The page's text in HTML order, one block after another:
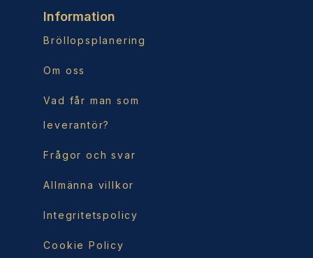
Information
Bröllopsplanering
Om oss
Vad får man som
leverantör?
Frågor och svar
Allmänna villkor
Integritetspolicy
Cookie Policy